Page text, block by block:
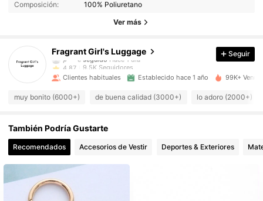
Composición:
100% Poliuretano
Ver más
Fragrant Girl's Luggage
9.5K Seguidores
4.87 9.5K Seguidores
4.87 9.5K Seguidores
Seguir
Clientes habituales Establecido hace 1 año 99K+
muy bonito (6000+) de buena calidad (3000+) lo adoro (2000+)
También Podría Gustarte
Recomendados Accesorios de Vestir Deportes & Exteriores